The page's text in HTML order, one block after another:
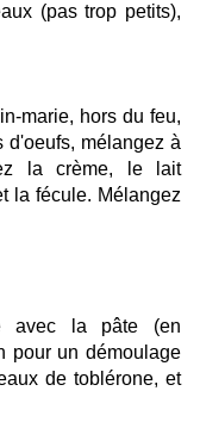
(pas trop petits),
marie, hors du feu,
mélangez à
la crème, le lait
la fécule. Mélangez
avec la pâte (en
pour un démoulage
de toblérone, et